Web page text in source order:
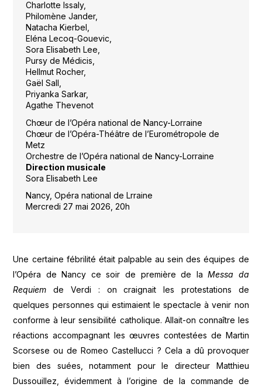
Charlotte Issaly,
Philomène Jander,
Natacha Kierbel,
Eléna Lecoq-Gouevic,
Sora Elisabeth Lee,
Pursy de Médicis,
Hellmut Rocher,
Gaël Sall,
Priyanka Sarkar,
Agathe Thevenot
Chœur de l’Opéra national de Nancy-Lorraine
Chœur de l’Opéra-Théâtre de l’Eurométropole de
Metz
Orchestre de l’Opéra national de Nancy-Lorraine
Direction musicale
Sora Elisabeth Lee
Nancy, Opéra national de Lrraine
Mercredi 27 mai 2026, 20h
Une certaine fébrilité était palpable au sein des équipes de
l’Opéra de Nancy ce soir de première de laMessa da
Requiemde Verdi : on craignait les protestations de
quelques personnes qui estimaient le spectacle à venir non
conforme à leur sensibilité catholique. Allait-on connaître les
réactions accompagnant les œuvres contestées de Martin
Scorsese ou de Romeo Castellucci ? Cela a dû provoquer
bien des suées, notamment pour le directeur Matthieu
Dussouillez, évidemment à l’origine de la commande de